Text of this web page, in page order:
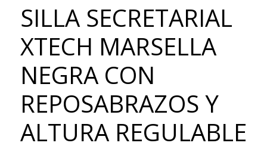
SILLA SECRETARIAL
XTECH MARSELLA
NEGRA CON
REPOSABRAZOS Y
ALTURA REGULABLE